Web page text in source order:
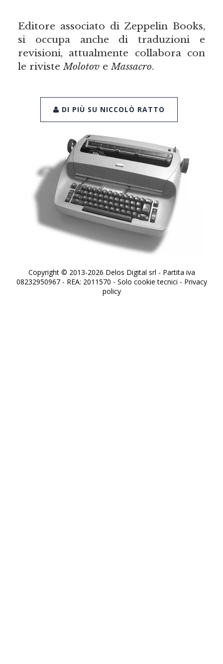
Editore associato di Zeppelin Books,
si occupa anche di traduzioni e
revisioni, attualmente collabora con
le rivisteMolotoveMassacro.
DI PIÙ SU NICCOLÒ RATTO
Copyright © 2013-2026 Delos Digital srl - Partita iva
08232950967 - REA: 2011570 - Solo cookie tecnici - Privacy
policy